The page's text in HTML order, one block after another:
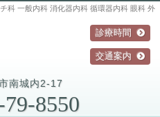
科 一般内科 消化器内科 循環器内科 眼科 外
南城内2-17
8550
診療時間
交通案内